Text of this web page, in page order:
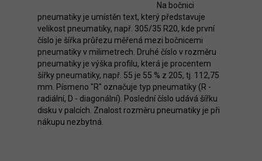
Na bočnici
pneumatiky je umístěn text, který představuje
velikost pneumatiky, např. 305/35 R20, kde první
číslo je šířka průřezu měřená mezi bočnicemi
pneumatiky v milimetrech. Druhé číslo v rozměru
pneumatiky je výška profilu, která je procentem
šířky pneumatiky, např. 55 je 55 % z 205, tj. 112,75
mm. Písmeno "R" označuje typ pneumatiky (R -
radiální, D - diagonální). Poslední číslo udává šířku
disku v palcích. Znalost rozměru pneumatiky je při
nákupu nezbytná.